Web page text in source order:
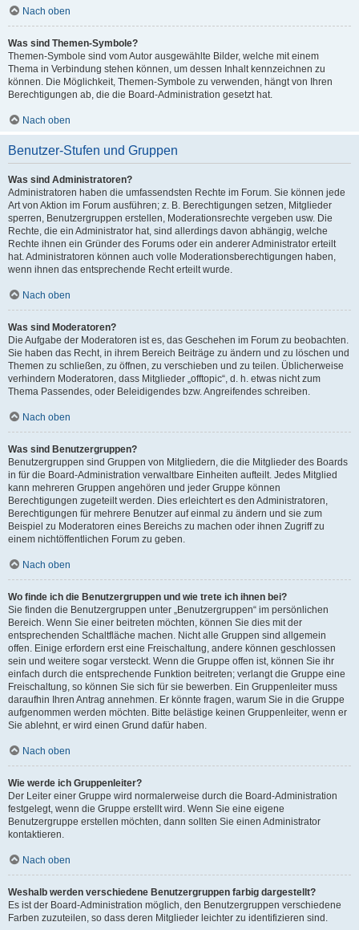
Nach oben
Was sind Themen-Symbole?
Themen-Symbole sind vom Autor ausgewählte Bilder, welche mit einem
Thema in Verbindung stehen können, um dessen Inhalt kennzeichnen zu
können. Die Möglichkeit, Themen-Symbole zu verwenden, hängt von Ihren
Berechtigungen ab, die die Board-Administration gesetzt hat.
Nach oben
Benutzer-Stufen und Gruppen
Was sind Administratoren?
Administratoren haben die umfassendsten Rechte im Forum. Sie können jede
Art von Aktion im Forum ausführen; z. B. Berechtigungen setzen, Mitglieder
sperren, Benutzergruppen erstellen, Moderationsrechte vergeben usw. Die
Rechte, die ein Administrator hat, sind allerdings davon abhängig, welche
Rechte ihnen ein Gründer des Forums oder ein anderer Administrator erteilt
hat. Administratoren können auch volle Moderationsberechtigungen haben,
wenn ihnen das entsprechende Recht erteilt wurde.
Nach oben
Was sind Moderatoren?
Die Aufgabe der Moderatoren ist es, das Geschehen im Forum zu beobachten.
Sie haben das Recht, in ihrem Bereich Beiträge zu ändern und zu löschen und
Themen zu schließen, zu öffnen, zu verschieben und zu teilen. Üblicherweise
verhindern Moderatoren, dass Mitglieder „offtopic“, d. h. etwas nicht zum
Thema Passendes, oder Beleidigendes bzw. Angreifendes schreiben.
Nach oben
Was sind Benutzergruppen?
Benutzergruppen sind Gruppen von Mitgliedern, die die Mitglieder des Boards
in für die Board-Administration verwaltbare Einheiten aufteilt. Jedes Mitglied
kann mehreren Gruppen angehören und jeder Gruppe können
Berechtigungen zugeteilt werden. Dies erleichtert es den Administratoren,
Berechtigungen für mehrere Benutzer auf einmal zu ändern und sie zum
Beispiel zu Moderatoren eines Bereichs zu machen oder ihnen Zugriff zu
einem nichtöffentlichen Forum zu geben.
Nach oben
Wo finde ich die Benutzergruppen und wie trete ich ihnen bei?
Sie finden die Benutzergruppen unter „Benutzergruppen“ im persönlichen
Bereich. Wenn Sie einer beitreten möchten, können Sie dies mit der
entsprechenden Schaltfläche machen. Nicht alle Gruppen sind allgemein
offen. Einige erfordern erst eine Freischaltung, andere können geschlossen
sein und weitere sogar versteckt. Wenn die Gruppe offen ist, können Sie ihr
einfach durch die entsprechende Funktion beitreten; verlangt die Gruppe eine
Freischaltung, so können Sie sich für sie bewerben. Ein Gruppenleiter muss
daraufhin Ihren Antrag annehmen. Er könnte fragen, warum Sie in die Gruppe
aufgenommen werden möchten. Bitte belästige keinen Gruppenleiter, wenn er
Sie ablehnt, er wird einen Grund dafür haben.
Nach oben
Wie werde ich Gruppenleiter?
Der Leiter einer Gruppe wird normalerweise durch die Board-Administration
festgelegt, wenn die Gruppe erstellt wird. Wenn Sie eine eigene
Benutzergruppe erstellen möchten, dann sollten Sie einen Administrator
kontaktieren.
Nach oben
Weshalb werden verschiedene Benutzergruppen farbig dargestellt?
Es ist der Board-Administration möglich, den Benutzergruppen verschiedene
Farben zuzuteilen, so dass deren Mitglieder leichter zu identifizieren sind.